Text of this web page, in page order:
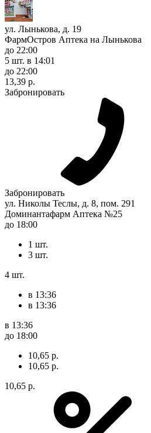
ул. Лынькова, д. 19
ФармОстров Аптека на Лынькова
до 22:00
5 шт. в 14:01
до 22:00
13,39 р.
Забронировать
Забронировать
ул. Николы Теслы, д. 8, пом. 291
Доминантафарм Аптека №25
до 18:00
1 шт.
3 шт.
4 шт.
в 13:36
в 13:36
в 13:36
до 18:00
10,65 р.
10,65 р.
10,65 р.